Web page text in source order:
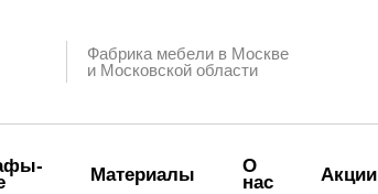
Фабрика мебели в Москве
и Московской области
Материалы О
нас Акции